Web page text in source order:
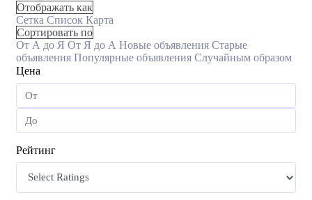
Отображать как
Сетка Список Карта
Сортировать по
От А до Я От Я до А Новые объявления Старые
объявления Популярные объявления Случайным образом
Цена
Рейтинг